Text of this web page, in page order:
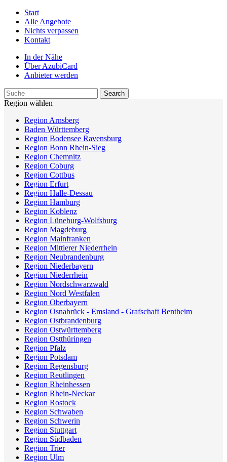
Start
Alle Angebote
Nichts verpassen
Kontakt
In der Nähe
Über AzubiCard
Anbieter werden
Region wählen
Region Arnsberg
Baden Württemberg
Region Bodensee Ravensburg
Region Bonn Rhein-Sieg
Region Chemnitz
Region Coburg
Region Cottbus
Region Erfurt
Region Halle-Dessau
Region Hamburg
Region Koblenz
Region Lüneburg-Wolfsburg
Region Magdeburg
Region Mainfranken
Region Mittlerer Niederrhein
Region Neubrandenburg
Region Niederbayern
Region Niederrhein
Region Nordschwarzwald
Region Nord Westfalen
Region Oberbayern
Region Osnabrück - Emsland - Grafschaft Bentheim
Region Ostbrandenburg
Region Ostwürttemberg
Region Ostthüringen
Region Pfalz
Region Potsdam
Region Regensburg
Region Reutlingen
Region Rheinhessen
Region Rhein-Neckar
Region Rostock
Region Schwaben
Region Schwerin
Region Stuttgart
Region Südbaden
Region Trier
Region Ulm